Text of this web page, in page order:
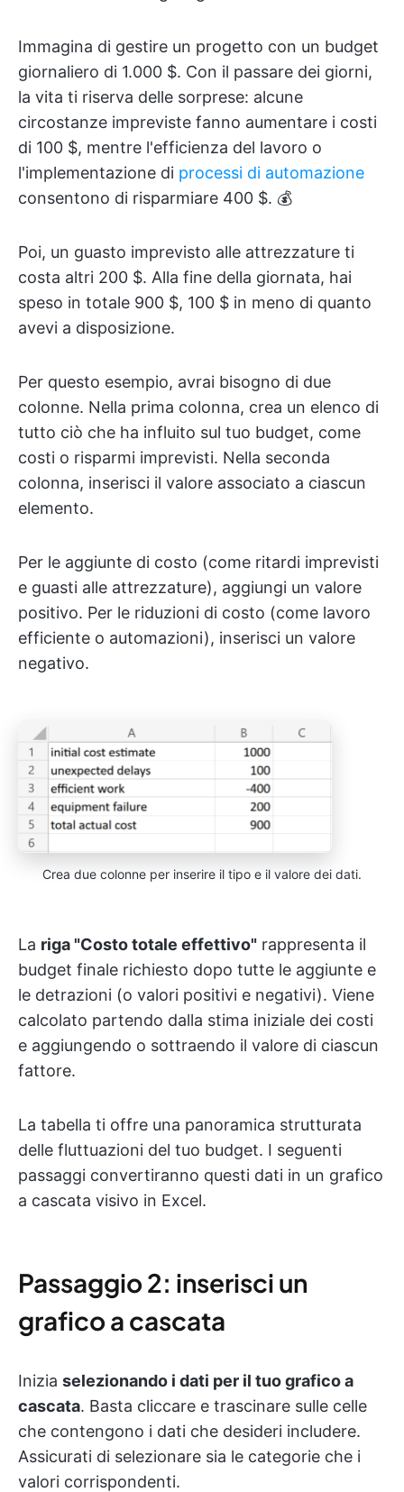
Immagina di gestire un progetto con un budget
giornaliero di 1.000 $. Con il passare dei giorni,
la vita ti riserva delle sorprese: alcune
circostanze impreviste fanno aumentare i costi
di 100 $, mentre l'efficienza del lavoro o
l'implementazione di processi di automazione
consentono di risparmiare 400 $. 💰
Poi, un guasto imprevisto alle attrezzature ti
costa altri 200 $. Alla fine della giornata, hai
speso in totale 900 $, 100 $ in meno di quanto
avevi a disposizione.
Per questo esempio, avrai bisogno di due
colonne. Nella prima colonna, crea un elenco di
tutto ciò che ha influito sul tuo budget, come
costi o risparmi imprevisti. Nella seconda
colonna, inserisci il valore associato a ciascun
elemento.
Per le aggiunte di costo (come ritardi imprevisti
e guasti alle attrezzature), aggiungi un valore
positivo. Per le riduzioni di costo (come lavoro
efficiente o automazioni), inserisci un valore
negativo.
Crea due colonne per inserire il tipo e il valore dei dati.
La riga "Costo totale effettivo" rappresenta il
budget finale richiesto dopo tutte le aggiunte e
le detrazioni (o valori positivi e negativi). Viene
calcolato partendo dalla stima iniziale dei costi
e aggiungendo o sottraendo il valore di ciascun
fattore.
La tabella ti offre una panoramica strutturata
delle fluttuazioni del tuo budget. I seguenti
passaggi convertiranno questi dati in un grafico
a cascata visivo in Excel.
Passaggio 2: inserisci un
grafico a cascata
Inizia selezionando i dati per il tuo grafico a
cascata. Basta cliccare e trascinare sulle celle
che contengono i dati che desideri includere.
Assicurati di selezionare sia le categorie che i
valori corrispondenti.